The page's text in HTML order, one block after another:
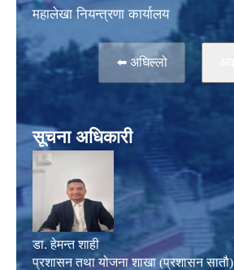
महालेखा नियन्त्रणा कार्यालय
⬅️ अघिल्लो
सूचना अधिकारी
डा. हेमन्त शाही
प्रशासन तथा योजना शाखा (प्रशासन सातौ)